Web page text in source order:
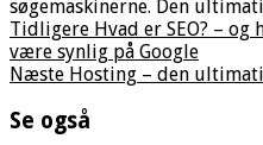
søgemaskinerne. Den
Tidligere Hvad er SEO? –
være synlig på Google
Næste Hosting – den
Se også